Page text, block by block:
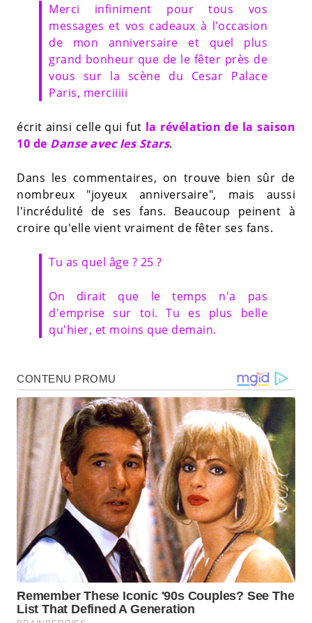
Merci infiniment pour tous vos
messages et vos cadeaux à l’occasion
de mon anniversaire et quel plus
grand bonheur que de le fêter près de
vous sur la scène du Cesar Palace
Paris, merciiiii
écrit ainsi celle qui fut la révélation de la saison
10 de Danse avec les Stars.
Dans les commentaires, on trouve bien sûr de
nombreux "joyeux anniversaire", mais aussi
l'incrédulité de ses fans. Beaucoup peinent à
croire qu'elle vient vraiment de fêter ses fans.
Tu as quel âge ? 25 ?
On dirait que le temps n'a pas
d'emprise sur toi. Tu es plus belle
qu'hier, et moins que demain.